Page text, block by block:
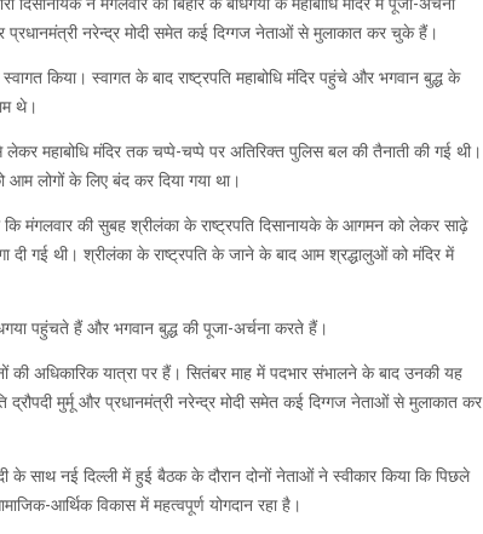
प्रधानमंत्री नरेन्द्र मोदी समेत कई दिग्गज नेताओं से मुलाकात कर चुके हैं।
किया। स्वागत के बाद राष्ट्रपति महाबोधि मंदिर पहुंचे और भगवान बुद्ध के
थे।
महाबोधि मंदिर तक चप्पे-चप्पे पर अतिरिक्त पुलिस बल की तैनाती की गई थी।
लोगों के लिए बंद कर दिया गया था।
कि मंगलवार की सुबह श्रीलंका के राष्ट्रपति दिसानायके के आगमन को लेकर साढ़े
गई थी। श्रीलंका के राष्ट्रपति के जाने के बाद आम श्रद्धालुओं को मंदिर में
पहुंचते हैं और भगवान बुद्ध की पूजा-अर्चना करते हैं।
की अधिकारिक यात्रा पर हैं। सितंबर माह में पदभार संभालने के बाद उनकी यह
द्रौपदी मुर्मू और प्रधानमंत्री नरेन्द्र मोदी समेत कई दिग्गज नेताओं से मुलाकात कर
के साथ नई दिल्ली में हुई बैठक के दौरान दोनों नेताओं ने स्वीकार किया कि पिछले
आर्थिक विकास में महत्वपूर्ण योगदान रहा है।